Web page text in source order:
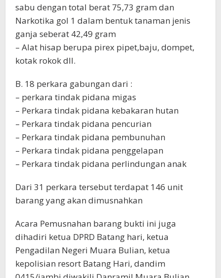
sabu dengan total berat 75,73 gram dan
Narkotika gol 1 dalam bentuk tanaman jenis
ganja seberat 42,49 gram
– Alat hisap berupa pirex pipet,baju, dompet,
kotak rokok dll.
B. 18 perkara gabungan dari :
– perkara tindak pidana migas
– Perkara tindak pidana kebakaran hutan
– Perkara tindak pidana pencurian
– Perkara tindak pidana pembunuhan
– Perkara tindak pidana penggelapan
– Perkara tindak pidana perlindungan anak
Dari 31 perkara tersebut terdapat 146 unit
barang yang akan dimusnahkan
Acara Pemusnahan barang bukti ini juga
dihadiri ketua DPRD Batang hari, ketua
Pengadilan Negeri Muara Bulian, ketua
kepolisian resort Batang Hari, dandim